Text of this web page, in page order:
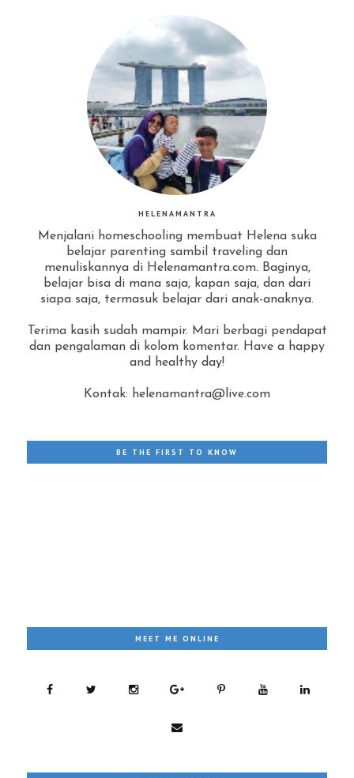
HELENAMANTRA
Menjalani homeschooling membuat Helena suka
belajar parenting sambil traveling dan
menuliskannya di Helenamantra.com. Baginya,
belajar bisa di mana saja, kapan saja, dan dari
siapa saja, termasuk belajar dari anak-anaknya.
Terima kasih sudah mampir. Mari berbagi pendapat
dan pengalaman di kolom komentar. Have a happy
and healthy day!
Kontak: helenamantra@live.com
BE THE FIRST TO KNOW
MEET ME ONLINE